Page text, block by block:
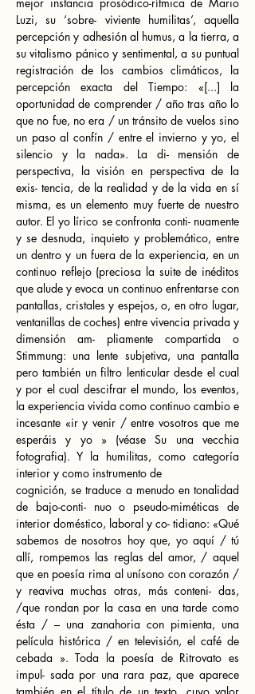
Luzi, su ‘sobre- viviente humilitas’, aquella
percepción y adhesión al humus, a la tierra, a
su vitalismo pánico y sentimental, a su puntual
registración de los cambios climáticos, la
percepción exacta del Tiempo: «[...] la
oportunidad de comprender / año tras año lo
que no fue, no era / un tránsito de vuelos sino
un paso al confín / entre el invierno y yo, el
silencio y la nada». La di- mensión de
perspectiva, la visión en perspectiva de la
exis- tencia, de la realidad y de la vida en sí
misma, es un elemento muy fuerte de nuestro
autor. El yo lírico se confronta conti- nuamente
y se desnuda, inquieto y problemático, entre
un dentro y un fuera de la experiencia, en un
continuo reflejo (preciosa la suite de inéditos
que alude y evoca un continuo enfrentarse con
pantallas, cristales y espejos, o, en otro lugar,
ventanillas de coches) entre vivencia privada y
dimensión am- pliamente compartida o
Stimmung: una lente subjetiva, una pantalla
pero también un filtro lenticular desde el cual
y por el cual descifrar el mundo, los eventos,
la experiencia vivida como continuo cambio e
incesante «ir y venir / entre vosotros que me
esperáis y yo » (véase Su una vecchia
fotografia). Y la humilitas, como categoría
interior y como instrumento de
cognición, se traduce a menudo en tonalidad
de bajo-conti- nuo o pseudo-miméticas de
interior doméstico, laboral y co- tidiano: «Qué
sabemos de nosotros hoy que, yo aquí / tú
allí, rompemos las reglas del amor, / aquel
que en poesía rima al unísono con corazón /
y reaviva muchas otras, más conteni- das,
/que rondan por la casa en una tarde como
ésta / – una zanahoria con pimienta, una
película histórica / en televisión, el café de
cebada ». Toda la poesía de Ritrovato es
impul- sada por una rara paz, que aparece